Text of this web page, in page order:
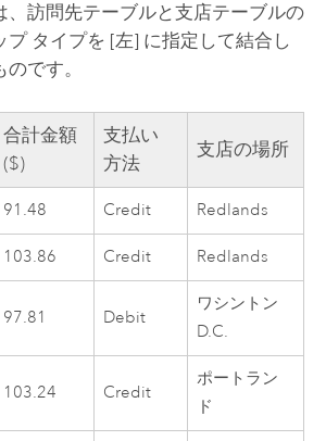
、訪問先テーブルと支店テーブルの
プ タイプを [左] に指定して結合し
です。
合計金額
($)
支払い
方法
支店の場所
91.48 Credit Redlands
103.86 Credit Redlands
97.81 Debit
ワシントン
D.C.
103.24 Credit
ポートラン
ド